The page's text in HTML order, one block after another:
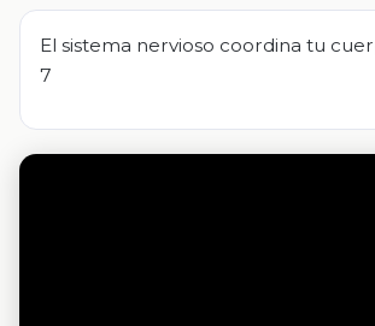
El sistema nervioso coordina tu
7